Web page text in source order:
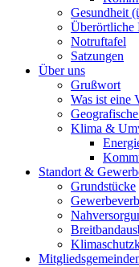
Gesundheit
Überörtliche
Notruftafel
Satzungen
Über uns
Grußwort
Was ist eine
Klima &
Standort &
Grundstücke